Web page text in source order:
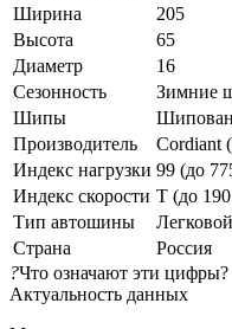
Ширина
205
Высота
65
Диаметр
16
Сезонность
Зимние
Шипы
Производитель
Cordiant
Индекс нагрузки 99 (до
Индекс скорости T (до
Тип автошины
Легковой
Страна
Россия
?Что означают эти цифры?
Актуальность данных